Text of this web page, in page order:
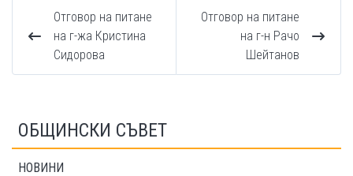
Отговор на питане
на г-жа Кристина
Сидорова
Отговор на питане
на г-н Рачо
Шейтанов
ОБЩИНСКИ СЪВЕТ
НОВИНИ